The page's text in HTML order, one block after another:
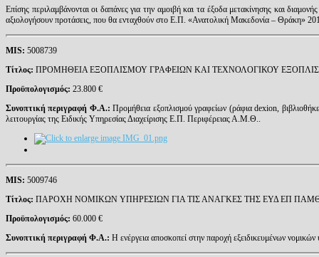
Επίσης περιλαμβάνονται οι δαπάνες για την αμοιβή και τα έξοδα μετακίνησης και
αξιολογήσουν προτάσεις, που θα ενταχθούν στο Ε.Π. «Ανατολική Μακεδονία – Θράκη»
MIS: 5008739
Τίτλος: ΠΡΟΜΗΘΕΙΑ ΕΞΟΠΛΙΣΜΟΥ ΓΡΑΦΕΙΩΝ ΚΑΙ ΤΕΧΝΟΛΟΓΙΚΟΥ
Προϋπολογισμός: 23.800 €
Συνοπτική περιγραφή Φ.Α.: Προμήθεια εξοπλισμού γραφείων (ράφια dexion,
λειτουργίας της Ειδικής Υπηρεσίας Διαχείρισης Ε.Π. Περιφέρειας Α.Μ.Θ..
MIS: 5009746
Τίτλος: ΠΑΡΟΧΗ ΝΟΜΙΚΩΝ ΥΠΗΡΕΣΙΩΝ ΓΙΑ ΤΙΣ ΑΝΑΓΚΕΣ ΤΗΣ ΕΥΔ ΕΠ
Προϋπολογισμός: 60.000 €
Συνοπτική περιγραφή Φ.Α.: Η ενέργεια αποσκοπεί στην παροχή εξειδικευμένων